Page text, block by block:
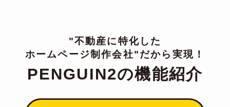
"不動産に特化した
ホームページ制作会社"だから実現！
PENGUIN2の機能紹介